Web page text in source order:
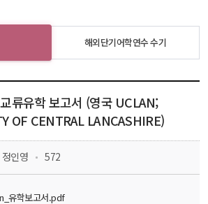
해외단기어학연수 수기
류유학 보고서 (영국 UCLAN;
OF CENTRAL LANCASHIRE)
정인영 572
유학보고서.pdf